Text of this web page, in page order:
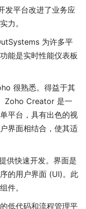
发平台改进了业务应
力。
为许多平
能是实时性能仪表板
很熟悉。得益于其
Zoho Creator 是一
平台，具有出色的视
界面相结合，使其适
供快速开发。界面是
的用户界面 (UI)。此
件。
低代码和流程管理平